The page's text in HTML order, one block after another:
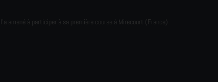
amené à participer à sa première course à Mirecourt (France)